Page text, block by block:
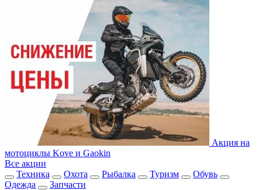
Акция на
мотоциклы Kove и Gaokin
Все акции
Техника
Охота Рыбалка Туризм
Обувь
Одежда
Запчасти